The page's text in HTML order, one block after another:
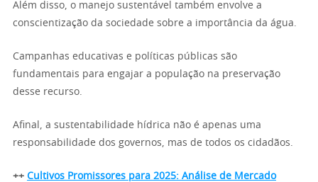
Além disso, o manejo sustentável também envolve a
conscientização da sociedade sobre a importância da água.
Campanhas educativas e políticas públicas são
fundamentais para engajar a população na preservação
desse recurso.
Afinal, a sustentabilidade hídrica não é apenas uma
responsabilidade dos governos, mas de todos os cidadãos.
++ Cultivos Promissores para 2025: Análise de Mercado